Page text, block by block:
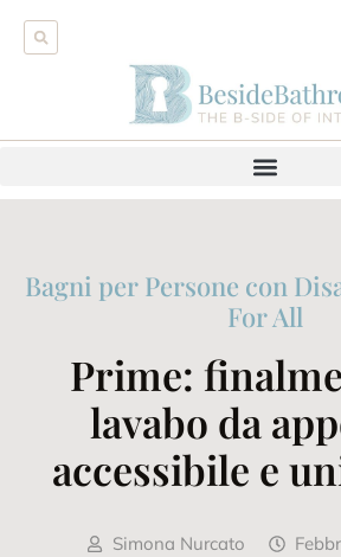
Bagni per Persone con
For All
Prime:
lavabo da
accessibile e
Simona Nurcato